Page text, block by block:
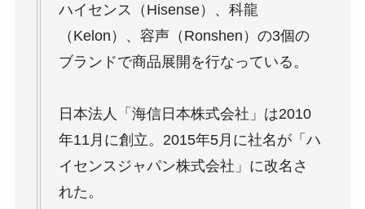
ハイセンス（Hisense）、科龍
（Kelon）、容声（Ronshen）の3個の
ブランドで商品展開を行なっている。
日本法人「海信日本株式会社」は2010
年11月に創立。2015年5月に社名が「ハ
イセンスジャパン株式会社」に改名さ
れた。